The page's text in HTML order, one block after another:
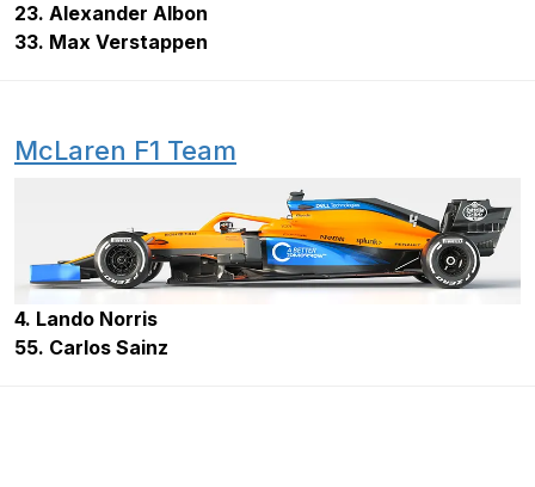
23. Alexander Albon
33. Max Verstappen
McLaren F1 Team
4. Lando Norris
55. Carlos Sainz